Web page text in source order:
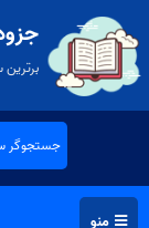
منو